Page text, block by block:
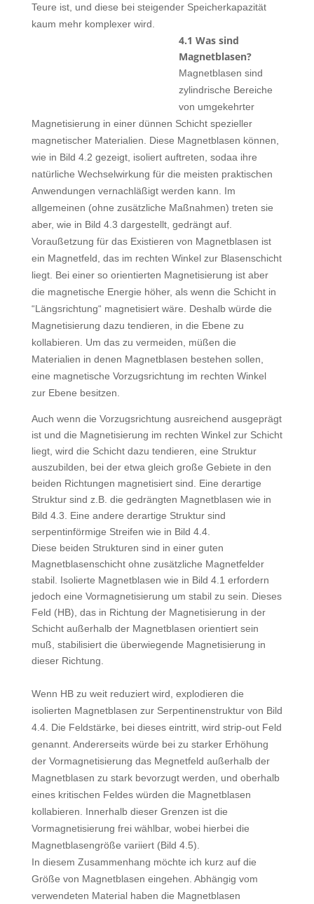
Teure ist, und diese bei steigender Speicherkapazität
kaum mehr komplexer wird.
4.1 Was sind
Magnetblasen?
Magnetblasen sind
zylindrische Bereiche
von umgekehrter
Magnetisierung in einer dünnen Schicht spezieller
magnetischer Materialien. Diese Magnetblasen können,
wie in Bild 4.2 gezeigt, isoliert auftreten, sodaa ihre
natürliche Wechselwirkung für die meisten praktischen
Anwendungen vernachläßigt werden kann. Im
allgemeinen (ohne zusätzliche Maßnahmen) treten sie
aber, wie in Bild 4.3 dargestellt, gedrängt auf.
Voraußetzung für das Existieren von Magnetblasen ist
ein Magnetfeld, das im rechten Winkel zur Blasenschicht
liegt. Bei einer so orientierten Magnetisierung ist aber
die magnetische Energie höher, als wenn die Schicht in
“Längsrichtung“ magnetisiert wäre. Deshalb würde die
Magnetisierung dazu tendieren, in die Ebene zu
kollabieren. Um das zu vermeiden, müßen die
Materialien in denen Magnetblasen bestehen sollen,
eine magnetische Vorzugsrichtung im rechten Winkel
zur Ebene besitzen.
Auch wenn die Vorzugsrichtung ausreichend ausgeprägt
ist und die Magnetisierung im rechten Winkel zur Schicht
liegt, wird die Schicht dazu tendieren, eine Struktur
auszubilden, bei der etwa gleich große Gebiete in den
beiden Richtungen magnetisiert sind. Eine derartige
Struktur sind z.B. die gedrängten Magnetblasen wie in
Bild 4.3. Eine andere derartige Struktur sind
serpentinförmige Streifen wie in Bild 4.4.
Diese beiden Strukturen sind in einer guten
Magnetblasenschicht ohne zusätzliche Magnetfelder
stabil. Isolierte Magnetblasen wie in Bild 4.1 erfordern
jedoch eine Vormagnetisierung um stabil zu sein. Dieses
Feld (HB), das in Richtung der Magnetisierung in der
Schicht außerhalb der Magnetblasen orientiert sein
muß, stabilisiert die überwiegende Magnetisierung in
dieser Richtung.
Wenn HB zu weit reduziert wird, explodieren die
isolierten Magnetblasen zur Serpentinenstruktur von Bild
4.4. Die Feldstärke, bei dieses eintritt, wird strip-out Feld
genannt. Andererseits würde bei zu starker Erhöhung
der Vormagnetisierung das Megnetfeld außerhalb der
Magnetblasen zu stark bevorzugt werden, und oberhalb
eines kritischen Feldes würden die Magnetblasen
kollabieren. Innerhalb dieser Grenzen ist die
Vormagnetisierung frei wählbar, wobei hierbei die
Magnetblasengröße variiert (Bild 4.5).
In diesem Zusammenhang möchte ich kurz auf die
Größe von Magnetblasen eingehen. Abhängig vom
verwendeten Material haben die Magnetblasen